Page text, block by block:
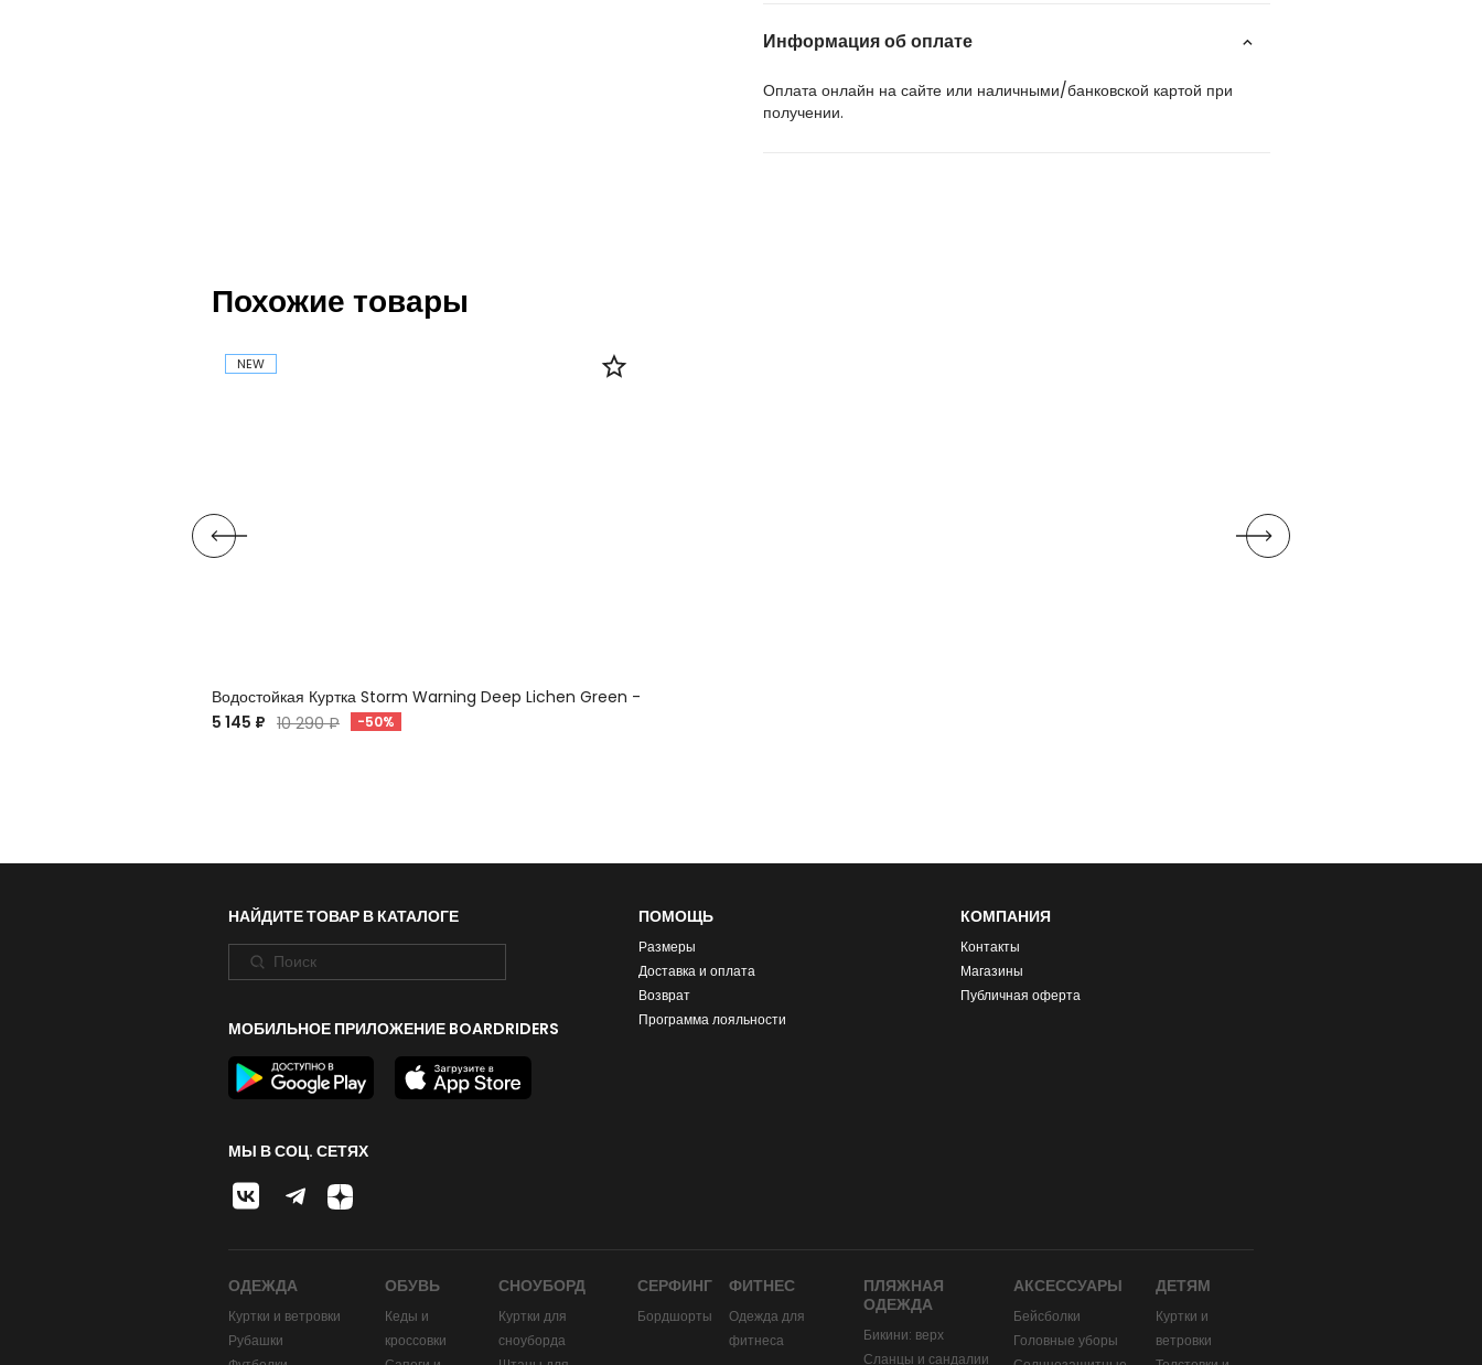
Информация об оплате
Оплата онлайн на сайте или наличными/банковской картой при
получении.
Похожие товары
NEW
Водостойкая Куртка Storm Warning Deep Lichen Green -
5 145 ₽ 10 290 ₽ -50%
НАЙДИТЕ ТОВАР В КАТАЛОГЕ
МОБИЛЬНОЕ ПРИЛОЖЕНИЕ BOARDRIDERS
МЫ В СОЦ. СЕТЯХ
ПОМОЩЬ
Размеры
Доставка и оплата
Возврат
Программа лояльности
КОМПАНИЯ
Контакты
Магазины
Публичная оферта
ОДЕЖДА
Куртки и ветровки
Рубашки
ОБУВЬ
Кеды и
кроссовки
СНОУБОРД
Куртки для
сноуборда
СЕРФИНГ
Бордшорты
ФИТНЕС
Одежда для
фитнеса
ПЛЯЖНАЯ
ОДЕЖДА
Бикини: верх
Сланцы и сандалии
АКСЕССУАРЫ
Бейсболки
Головные уборы
ДЕТЯМ
Куртки и
ветровки